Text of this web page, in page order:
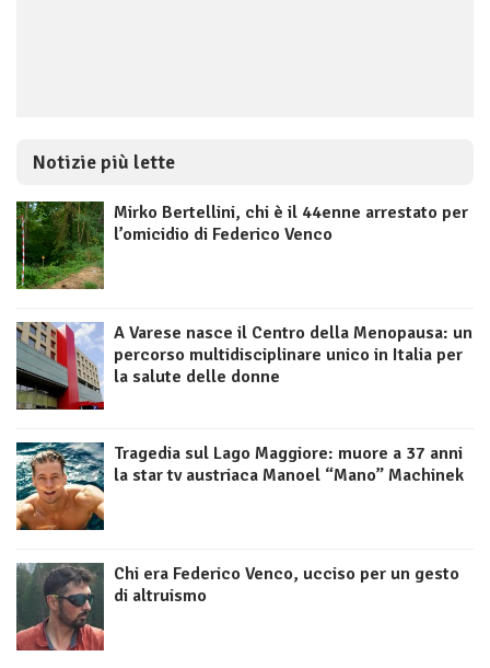
Notizie più lette
Mirko Bertellini, chi è il 44enne arrestato per
l’omicidio di Federico Venco
A Varese nasce il Centro della Menopausa: un
percorso multidisciplinare unico in Italia per
la salute delle donne
Tragedia sul Lago Maggiore: muore a 37 anni
la star tv austriaca Manoel “Mano” Machinek
Chi era Federico Venco, ucciso per un gesto
di altruismo